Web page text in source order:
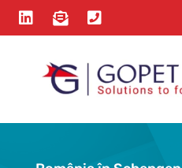
  